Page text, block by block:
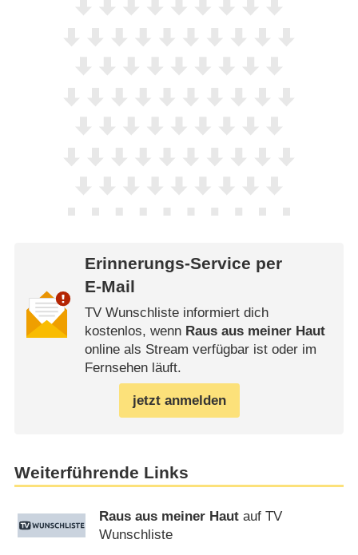
Erinnerungs-Service per
E-Mail
TV Wunschliste informiert dich
kostenlos, wenn Raus aus meiner Haut
online als Stream verfügbar ist oder im
Fernsehen läuft.
jetzt anmelden
Weiterführende Links
Raus aus meiner Haut auf TV
Wunschliste